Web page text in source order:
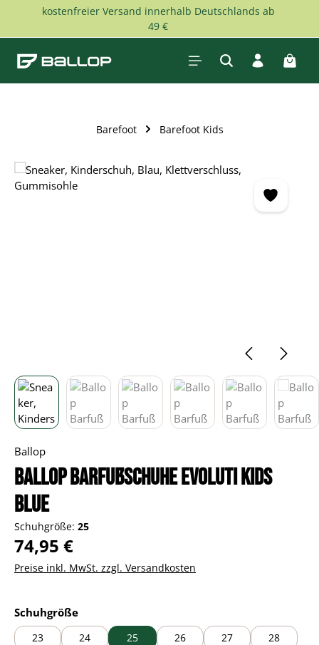
Zum Hauptinhalt springen
kostenfreier Versand innerhalb Deutschlands ab
49 €
Barefoot Barefoot Kids
Bildergalerie überspringen
Ballop
Ballop Barfußschuhe Evoluti Kids
blue
Schuhgröße: 25
Regulärer Preis:
74,95 €
Preise inkl. MwSt. zzgl. Versandkosten
Schuhgrößeauswählen
23 24 25 26 27
28